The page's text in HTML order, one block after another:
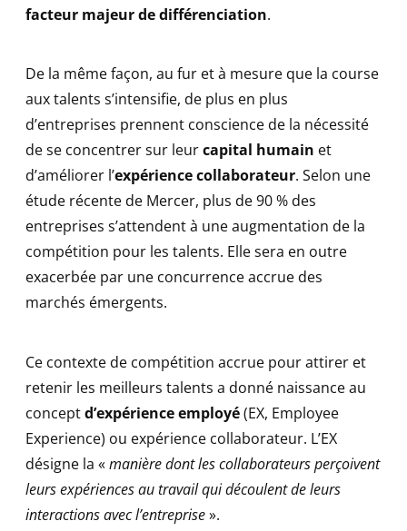
facteur majeur de différenciation.
De la même façon, au fur et à mesure que la course
aux talents s’intensifie, de plus en plus
d’entreprises prennent conscience de la nécessité
de se concentrer sur leurcapital humain et
d’améliorer l’expérience collaborateur. Selon une
étude récente de Mercer, plus de 90 % des
entreprises s’attendent à une augmentation de la
compétition pour les talents. Elle sera en outre
exacerbée par une concurrence accrue des
marchés émergents.
Ce contexte de compétition accrue pour attirer et
retenir les meilleurs talents a donné naissance au
conceptd’expérience employé(EX, Employee
Experience) ou expérience collaborateur. L’EX
désigne la «manière dont les collaborateurs perçoivent
leurs expériences au travail qui découlent de leurs
interactions avec l’entreprise».